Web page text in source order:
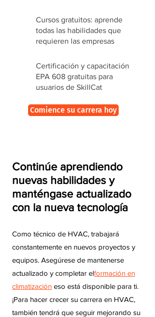
Cursos gratuitos: aprende
todas las habilidades que
requieren las empresas
Certificación y capacitación
EPA 608 gratuitas para
usuarios de SkillCat
Comience su carrera hoy
Continúe aprendiendo
nuevas habilidades y
manténgase actualizado
con la nueva tecnología
Como técnico de HVAC, trabajará
constantemente en nuevos proyectos y
equipos. Asegúrese de mantenerse
actualizado y completar elformación en
climatización eso está disponible para ti.
¡Para hacer crecer su carrera en HVAC,
también tendrá que seguir mejorando su